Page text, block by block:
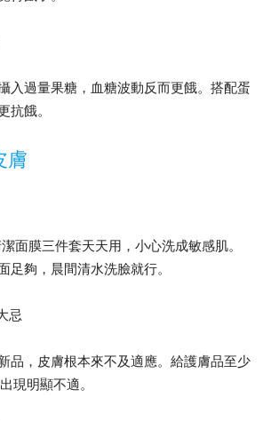
入過量果糖，血糖波動反而更餓。搭配蛋
抗餓。
膚
面膜三件套天天用，小心洗成敏感肌。
足夠，晨間清水洗臉就行。
忌
品，皮膚根本來不及適應。給護膚品至少
現明顯不適。